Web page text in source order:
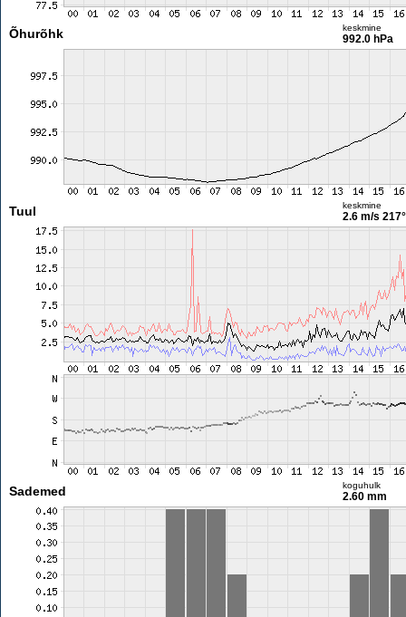
Õhurõhk keskmine
992.0 hPa
Tuul keskmine
2.6 m/s 217°
Sademed koguhulk
2.60 mm